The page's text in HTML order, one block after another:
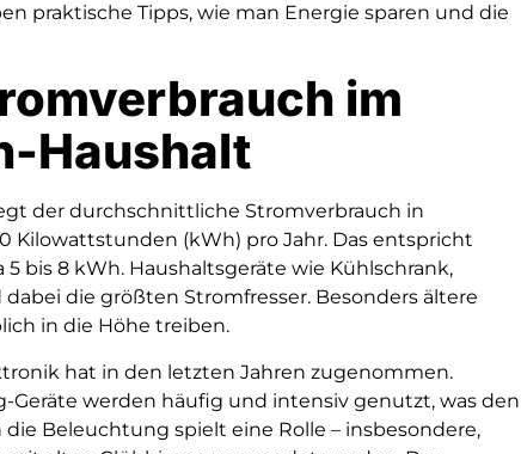
praktische Tipps, wie man Energie sparen und die
im
Haushalt
der durchschnittliche Stromverbrauch in
Kilowattstunden (kWh) pro Jahr. Das entspricht
bis 8 kWh. Haushaltsgeräte wie Kühlschrank,
die größten Stromfresser. Besonders ältere
in die Höhe treiben.
hat in den letzten Jahren zugenommen.
Geräte werden häufig und intensiv genutzt, was den
Beleuchtung spielt eine Rolle – insbesondere,